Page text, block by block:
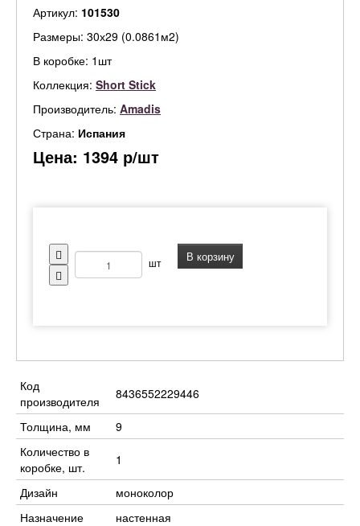
Артикул: 101530
Размеры: 30х29 (0.0861м2)
В коробке: 1шт
Коллекция: Short Stick
Производитель: Amadis
Страна: Испания
Цена: 1394 р/шт
шт В корзину
Код
производителя
8436552229446
Толщина, мм
9
Количество в
коробке, шт.
1
Дизайн
моноколор
Назначение
настенная